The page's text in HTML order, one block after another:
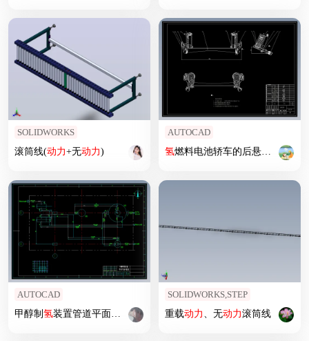
SOLIDWORKS
滚筒线(动力+无动力)
AUTOCAD
氢燃料电池轿车的后悬架设计
AUTOCAD
甲醇制氢装置管道平面布置图
SOLIDWORKS,STEP
重载动力 、无动力滚筒线